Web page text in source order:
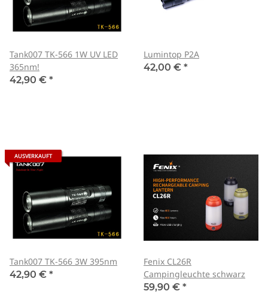
Tank007 TK-566 1W UV LED
365nm!
42,90 € *
Lumintop P2A
42,00 € *
AUSVERKAUFT
Tank007 TK-566 3W 395nm
42,90 € *
Fenix CL26R
Campingleuchte schwarz
59,90 € *